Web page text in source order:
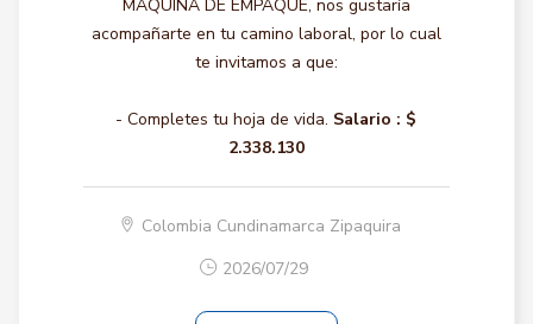
MAQUINA DE EMPAQUE, nos gustaría
acompañarte en tu camino laboral, por lo cual
te invitamos a que:
- Completes tu hoja de vida. Salario : $
2.338.130
Colombia Cundinamarca Zipaquira
2026/07/29